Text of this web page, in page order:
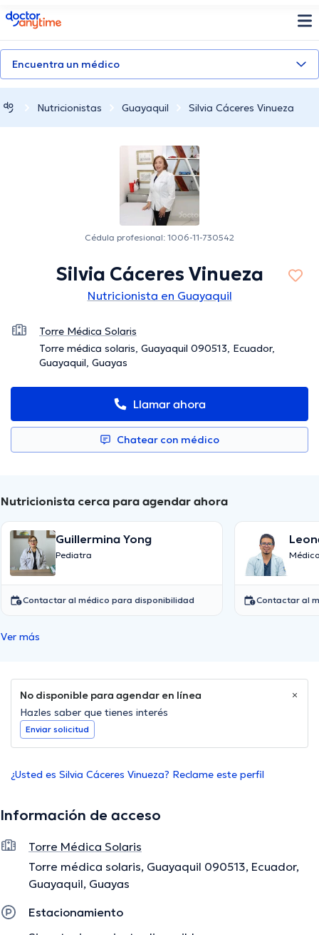
doctoranytime
Encuentra un médico
Nutricionistas Guayaquil Silvia Cáceres Vinueza
Cédula profesional: 1006-11-730542
Silvia Cáceres Vinueza
Nutricionista en Guayaquil
Torre Médica Solaris
Torre médica solaris, Guayaquil 090513, Ecuador,
Guayaquil, Guayas
Llamar ahora
Chatear con médico
Nutricionista cerca para agendar ahora
Guillermina Yong
Pediatra
Contactar al médico para disponibilidad Contactar al
Ver más
No disponible para agendar en línea
Hazles saber que tienes interés
Enviar solicitud
¿Usted es Silvia Cáceres Vinueza? Reclame este perfil
Información de acceso
Torre Médica Solaris
Torre médica solaris, Guayaquil 090513, Ecuador,
Guayaquil, Guayas
Estacionamiento